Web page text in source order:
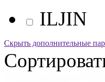
ILJIN
Скрыть дополнительные